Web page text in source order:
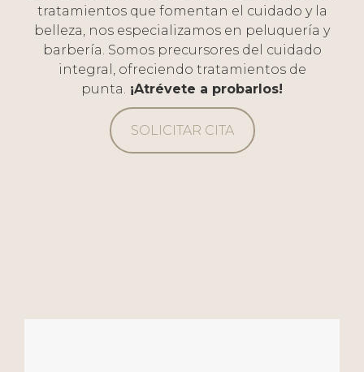
tratamientos que fomentan el cuidado y la
belleza, nos especializamos en peluquería y
barbería. Somos precursores del cuidado
integral, ofreciendo tratamientos de
punta. ¡Atrévete a probarlos!
SOLICITAR CITA